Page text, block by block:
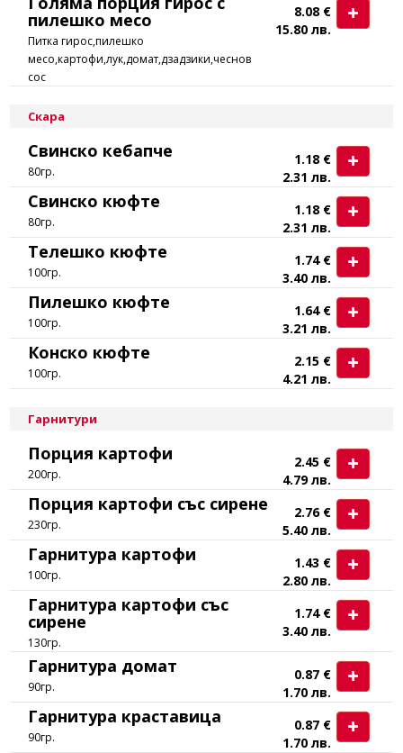
пилешко месо
Питка гирос,пилешко
месо,картофи,лук,домат,дзадзики,чеснов
сос
8.08 €
15.80 лв.
Скара
Свинско кебапче
80гр.
1.18 €
2.31 лв.
Свинско кюфте
80гр.
1.18 €
2.31 лв.
Телешко кюфте
100гр.
1.74 €
3.40 лв.
Пилешко кюфте
100гр.
1.64 €
3.21 лв.
Конско кюфте
100гр.
2.15 €
4.21 лв.
Гарнитури
Порция картофи
200гр.
2.45 €
4.79 лв.
Порция картофи със сирене
230гр.
2.76 €
5.40 лв.
Гарнитура картофи
100гр.
1.43 €
2.80 лв.
Гарнитура картофи със
сирене
130гр.
1.74 €
3.40 лв.
Гарнитура домат
90гр.
0.87 €
1.70 лв.
Гарнитура краставица
90гр.
0.87 €
1.70 лв.